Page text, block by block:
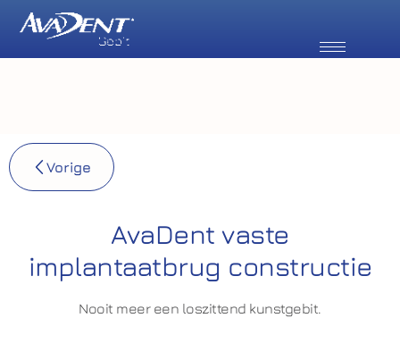
Vorige
AvaDent vaste
implantaatbrug constructie
Nooit meer een loszittend kunstgebit.